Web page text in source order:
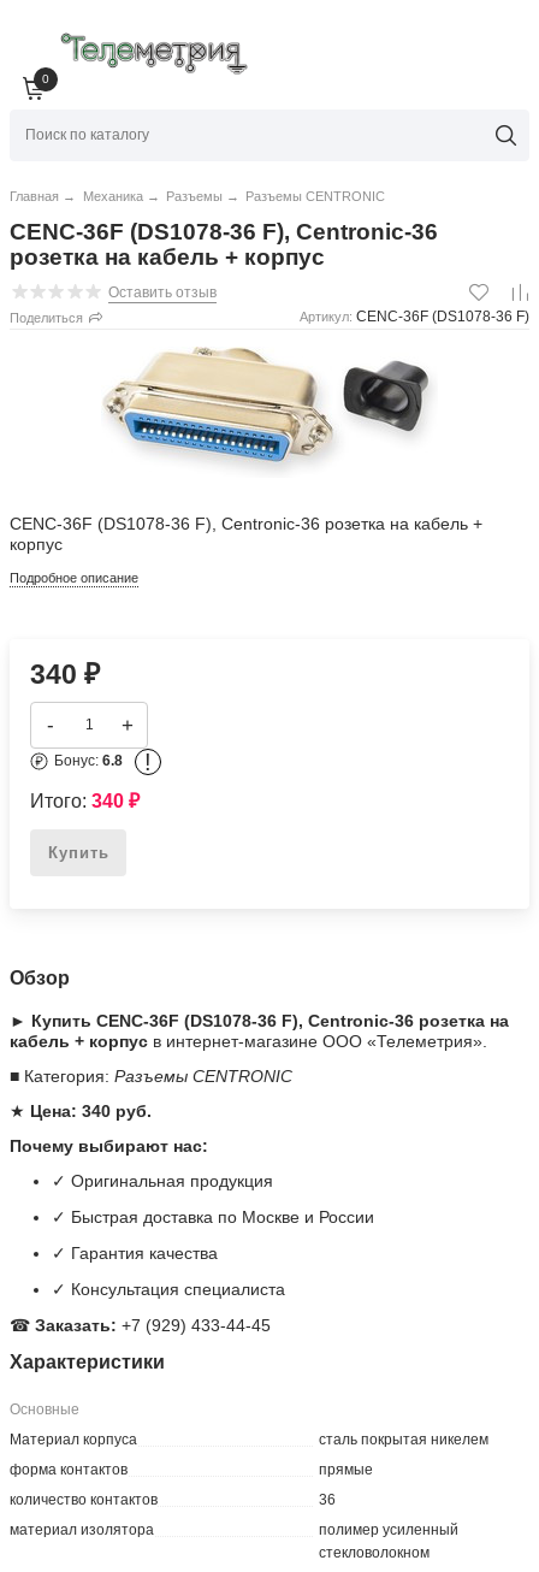
0
Главная → Механика → Разъемы → Разъемы CENTRONIC
CENC-36F (DS1078-36 F), Centronic-36
розетка на кабель + корпус
Оставить отзыв
Поделиться Артикул: CENC-36F (DS1078-36 F)
CENC-36F (DS1078-36 F), Centronic-36 розетка на кабель +
корпус
Подробное описание
340₽
- +
Бонус:6.8 !
Итого:340₽
Купить
Обзор
► Купить CENC-36F (DS1078-36 F), Centronic-36 розетка на
кабель + корпус в интернет-магазине ООО «Телеметрия».
■ Категория:Разъемы CENTRONIC
★ Цена: 340 руб.
Почему выбирают нас:
✓ Оригинальная продукция
✓ Быстрая доставка по Москве и России
✓ Гарантия качества
✓ Консультация специалиста
☎Заказать: +7 (929) 433-44-45
Характеристики
Основные
Материал корпуса
сталь покрытая никелем
форма контактов
прямые
количество контактов
36
материал изолятора
полимер усиленный
стекловолокном